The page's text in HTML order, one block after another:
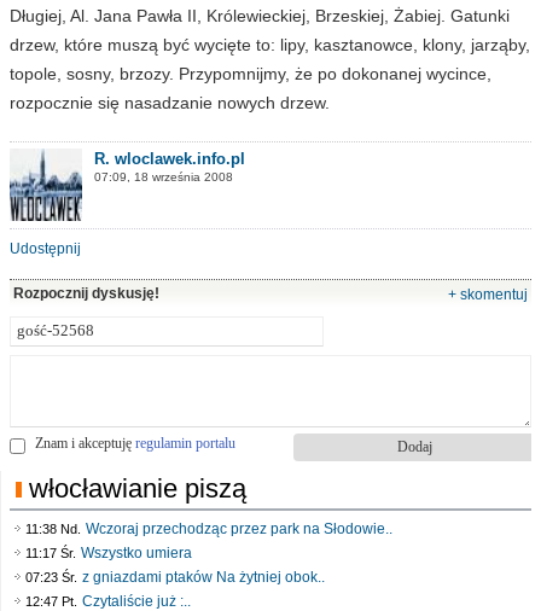
Długiej, Al. Jana Pawła II, Królewieckiej, Brzeskiej, Żabiej. Gatunki
drzew, które muszą być wycięte to: lipy, kasztanowce, klony, jarząby,
topole, sosny, brzozy. Przypomnijmy, że po dokonanej wycince,
rozpocznie się nasadzanie nowych drzew.
R. wloclawek.info.pl
07:09, 18 września 2008
Udostępnij
Rozpocznij dyskusję! + skomentuj
Znam i akceptuję regulamin portalu
włocławianie piszą
11:38 Nd. Wczoraj przechodząc przez park na Słodowie..
11:17 Śr. Wszystko umiera
07:23 Śr. z gniazdami ptaków Na żytniej obok..
12:47 Pt. Czytaliście już :..